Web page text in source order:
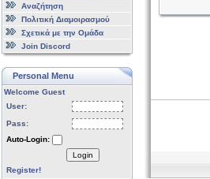
Αναζήτηση
Πολιτική Διαμοιρασμού
Σχετικά με την Ομάδα
Join Discord
Personal Menu
Welcome Guest
User:
Pass:
Auto-Login:
Login
Register!